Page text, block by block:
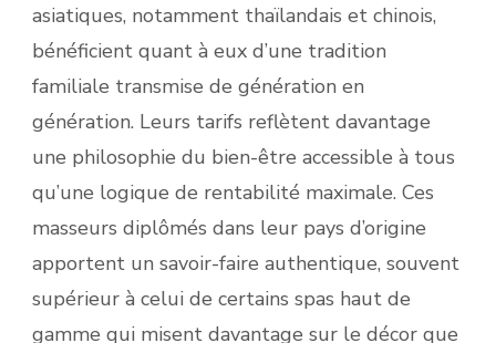
asiatiques, notamment thaïlandais et chinois,
bénéficient quant à eux d’une tradition
familiale transmise de génération en
génération. Leurs tarifs reflètent davantage
une philosophie du bien-être accessible à tous
qu’une logique de rentabilité maximale. Ces
masseurs diplômés dans leur pays d’origine
apportent un savoir-faire authentique, souvent
supérieur à celui de certains spas haut de
gamme qui misent davantage sur le décor que